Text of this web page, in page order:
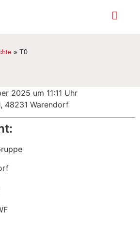
» T0
2025 um 11:11 Uhr
48231 Warendorf